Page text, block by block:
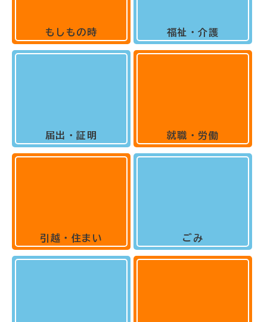
もしもの時
届出・証明
引越・住まい
福祉・介護
就職・労働
ごみ